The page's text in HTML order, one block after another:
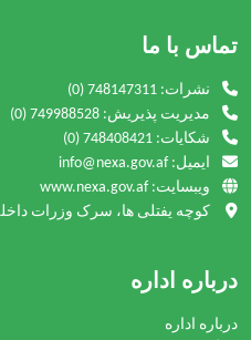
تماس با ما
نشرات: (0) 748147311
مدیریت پذیریش: (0) 749988528
شکایات: (0) 748408421
ایمیل: info@nexa.gov.af
ویبسایت: www.nexa.gov.af
کوچه یفتلی ها، سرک وزرات
درباره اداره
درباره اداره